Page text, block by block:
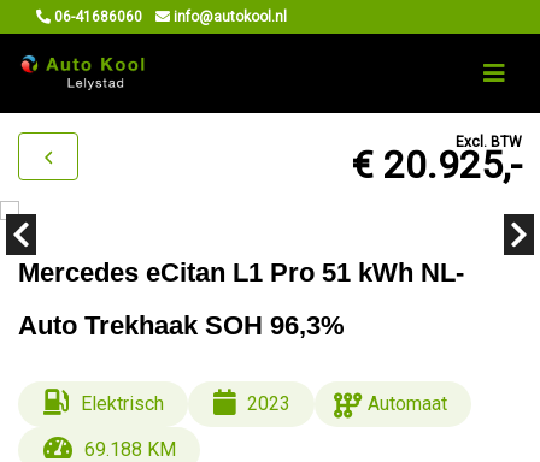
06-41686060 info@autokool.nl
Excl. BTW
€ 20.925,-
Mercedes eCitan L1 Pro 51 kWh NL-
Auto Trekhaak SOH 96,3%
Elektrisch 2023
Automaat
69.188 KM